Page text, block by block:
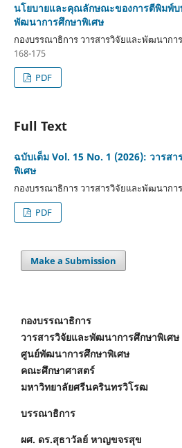
นโยบายและคุณลักษณะของการตีพิมพ์บ
พัฒนาการศึกษาพิเศษ
กองบรรณาธิการ วารสารวิจัยและพัฒนากา
168-175
PDF
Full Text
ฉบับเต็ม Vol. 15 No. 1 (2026): วารส
พิเศษ
กองบรรณาธิการ วารสารวิจัยและพัฒนากา
PDF
Make a Submission
กองบรรณาธิการ
วารสารวิจัยและพัฒนาการศึกษาพิเศษ
ศูนย์พัฒนาการศึกษาพิเศษ
คณะศึกษาศาสตร์
มหาวิทยาลัยศรีนครินทรวิโรฒ
บรรณาธิการ
ผศ. ดร.สุธาวัลย์ หาญขจรสุข